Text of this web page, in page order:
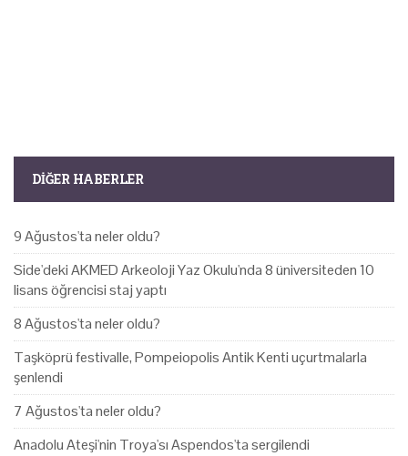
DIĞER HABERLER
9 Ağustos'ta neler oldu?
Side'deki AKMED Arkeoloji Yaz Okulu'nda 8 üniversiteden 10
lisans öğrencisi staj yaptı
8 Ağustos'ta neler oldu?
Taşköprü festivalle, Pompeiopolis Antik Kenti uçurtmalarla
şenlendi
7 Ağustos'ta neler oldu?
Anadolu Ateşi'nin Troya'sı Aspendos'ta sergilendi